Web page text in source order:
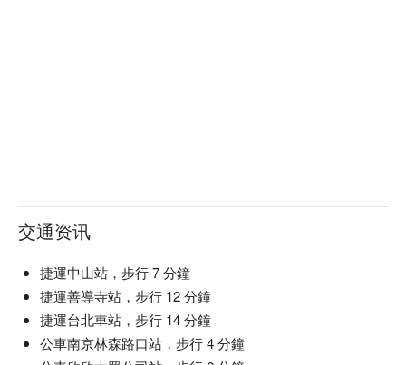
交通资讯
捷運中山站，步行 7 分鐘
捷運善導寺站，步行 12 分鐘
捷運台北車站，步行 14 分鐘
公車南京林森路口站，步行 4 分鐘